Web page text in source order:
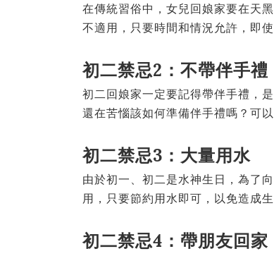
在傳統習俗中，女兒回娘家要在天
不適用，只要時間和情況允許，即
初二禁忌2：不帶伴手禮
初二回娘家一定要記得帶伴手禮，
還在苦惱該如何準備伴手禮嗎？可
初二禁忌3：大量用水
由於初一、初二是水神生日，為了
用，只要節約用水即可，以免造成生
初二禁忌4：帶朋友回家